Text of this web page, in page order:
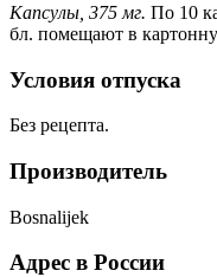
Капсулы, 375 мг. По 10
бл. помещают в
Условия отпуска
Без рецепта.
Производитель
Bosnalijek
Адрес в России